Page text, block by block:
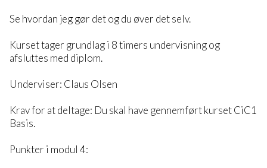
Se hvordan jeg gør det og du øver det selv.
Kurset tager grundlag i 8 timers undervisning og
afsluttes med diplom.
Underviser: Claus Olsen
Krav for at deltage: Du skal have gennemført kurset CiC1
Basis.
Punkter i modul 4: